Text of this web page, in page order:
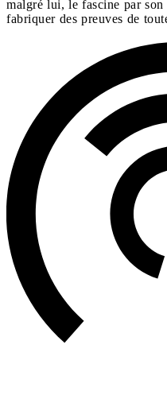
malgré lui, le fascine par
fabriquer des preuves de